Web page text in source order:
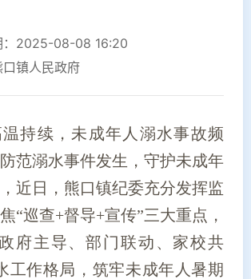
：2025-08-08 16:20
镇人民政府
持续，未成年人溺水事故频
范溺水事件发生，守护未成年
近日，熊口镇纪委充分发挥监
“巡查+督导+宣传”三大重点，
府主导、部门联动、家校共
工作格局，筑牢未成年人暑期